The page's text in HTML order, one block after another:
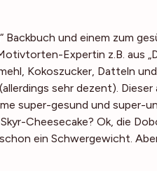
Backbuch und einem zum
Expertin z.B. aus
Kokoszucker, Datteln
sehr dezent).
super-gesund und super-
Cheesecake? Ok, die
ein Schwergewicht.